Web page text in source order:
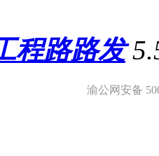
程路路发
渝公网安备